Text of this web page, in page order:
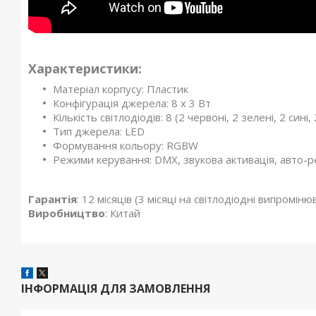
Характеристики:
Матеріал корпусу: Пластик
Конфігурація джерела: 8 х 3 Вт
Кількість світлодіодів: 8 (2 червоні, 2 зелені, 2 сині,
Тип джерела: LED
Формування кольору: RGBW
Режими керування: DMX, звукова активація, авто-
Гарантія: 12 місяців (3 місяці на світлодіодні
Виробництво: Китай
ІНФОРМАЦІЯ ДЛЯ ЗАМОВЛЕННЯ